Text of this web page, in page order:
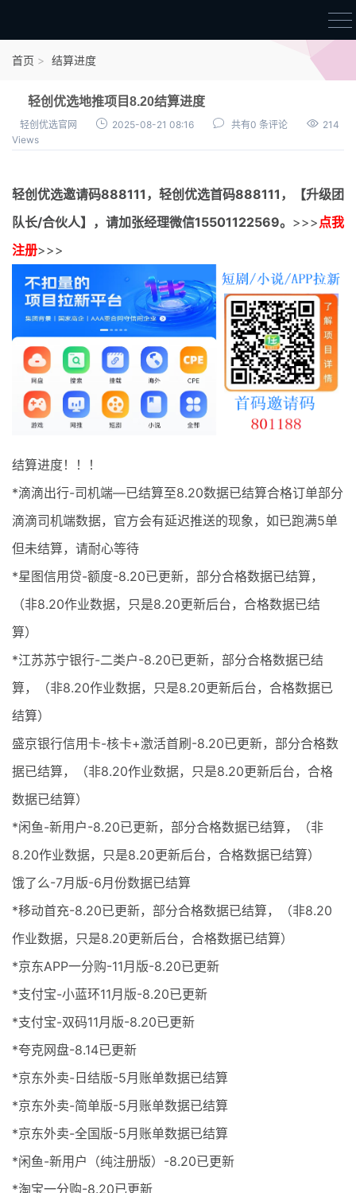
结算进度
团队长扶持
充场项目报价
无人直播
电商入门
最新通知
项目介绍
首页 结算进度
轻创优选地推项目8.20结算进度
轻创优选官网 2025-08-21 08:16 共有0 条评论
214
Views
轻创优选邀请码888111， 轻创优选首码888111，【升级团
队长/合伙人】，请加张经理微信15501122569。 >>>点我
注册>>>
结算进度！！！
*滴滴出行-司机端—已结算至8.20数据已结算合格订单部分
滴滴司机端数据，官方会有延迟推送的现象，如已跑满5单
但未结算，请耐心等待
*星图信用贷-额度-8.20已更新，部分合格数据已结算，
（非8.20作业数据，只是8.20更新后台，合格数据已结
算）
*江苏苏宁银行-二类户-8.20已更新，部分合格数据已结
算，（非8.20作业数据，只是8.20更新后台，合格数据已
结算）
盛京银行信用卡-核卡+激活首刷-8.20已更新，部分合格数
据已结算，（非8.20作业数据，只是8.20更新后台，合格
数据已结算）
*闲鱼-新用户-8.20已更新，部分合格数据已结算，（非
8.20作业数据，只是8.20更新后台，合格数据已结算）
饿了么-7月版-6月份数据已结算
*移动首充-8.20已更新，部分合格数据已结算，（非8.20
作业数据，只是8.20更新后台，合格数据已结算）
*京东APP一分购-11月版-8.20已更新
*支付宝-小蓝环11月版-8.20已更新
*支付宝-双码11月版-8.20已更新
*夸克网盘-8.14已更新
*京东外卖-日结版-5月账单数据已结算
*京东外卖-简单版-5月账单数据已结算
*京东外卖-全国版-5月账单数据已结算
*闲鱼-新用户（纯注册版）-8.20已更新
*淘宝一分购-8.20已更新